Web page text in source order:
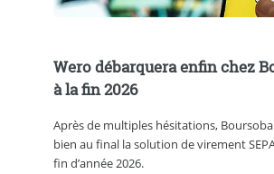
Wero débarquera enfin chez
à la fin 2026
Après de multiples hésitations,
bien au final la solution de virement
fin d’année 2026.